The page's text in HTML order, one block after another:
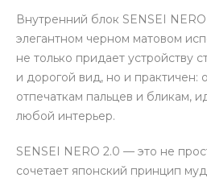
Внутренний блок SENSEI
элегантном черном матовом
не только придает устройству
и дорогой вид, но и практичен:
отпечаткам пальцев и бликам,
любой интерьер.
SENSEI NERO 2.0 — это не
сочетает японский принцип